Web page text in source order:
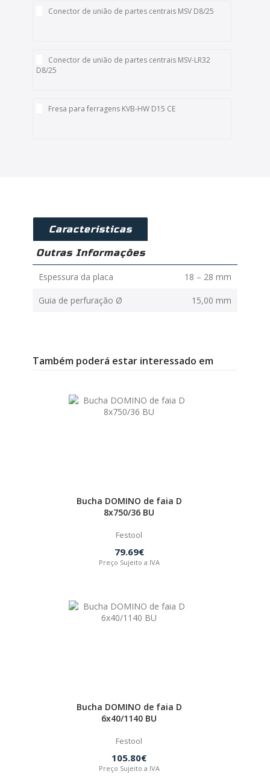
Conector de união de partes centrais MSV D8/25
Conector de união de partes centrais MSV-LR32
D8/25
Fresa para ferragens KVB-HW D15 CE
Caracteristicas
Outras Informações
Espessura da placa 18 – 28 mm
Guia de perfuração Ø 15,00 mm
Também poderá estar interessado em
Bucha DOMINO de faia D
8x750/36 BU
Festool
79.69€
Preço Sujeito a IVA
Bucha DOMINO de faia D
6x40/1140 BU
Festool
105.80€
Preço Sujeito a IVA